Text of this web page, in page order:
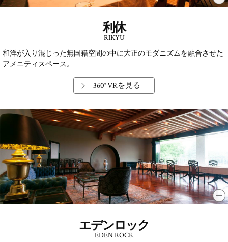
利休
RIKYU
和洋が入り混じった無国籍空間の中に大正のモダニズムを融合させた
アメニティスペース。
360° VRを見る
エデンロック
EDEN ROCK